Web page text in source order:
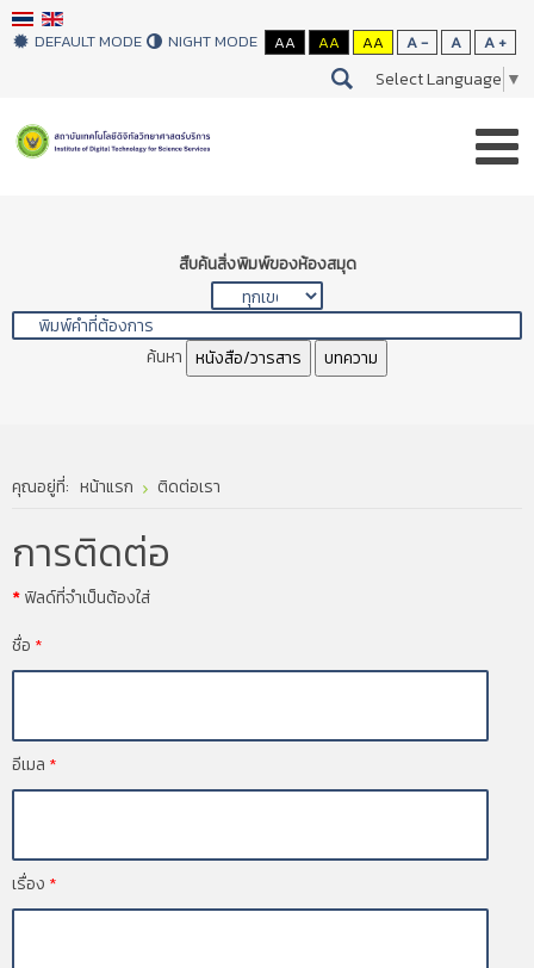
DEFAULT MODE NIGHT MODE AA AA AA A - A A +
Select Language ▼
สืบค้นสิ่งพิมพ์ของห้องสมุด
ค้นหา หนังสือ/วารสาร บทความ
คุณอยู่ที่: หน้าแรก ติดต่อเรา
การติดต่อ
*ฟิลด์ที่จำเป็นต้องใส่
ชื่อ *
อีเมล *
เรื่อง *